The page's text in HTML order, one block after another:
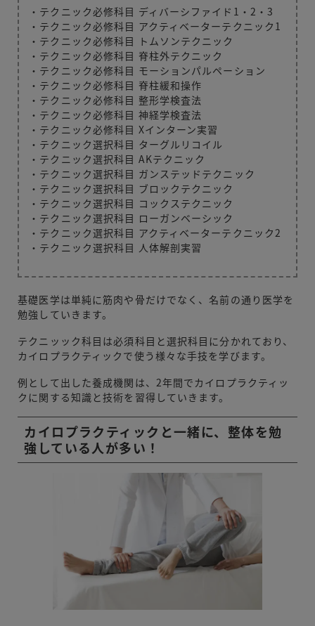
・テクニック必修科目 ディバーシファイド1・2・3
・テクニック必修科目 アクティベーターテクニック1
・テクニック必修科目 トムソンテクニック
・テクニック必修科目 脊柱外テクニック
・テクニック必修科目 モーションパルペーション
・テクニック必修科目 脊柱緩和操作
・テクニック必修科目 整形学検査法
・テクニック必修科目 神経学検査法
・テクニック必修科目 Xインターン実習
・テクニック選択科目 ターグルリコイル
・テクニック選択科目 AKテクニック
・テクニック選択科目 ガンステッドテクニック
・テクニック選択科目 ブロックテクニック
・テクニック選択科目 コックステクニック
・テクニック選択科目 ローガンベーシック
・テクニック選択科目 アクティベーターテクニック2
・テクニック選択科目 人体解剖実習
基礎医学は単純に筋肉や骨だけでなく、名前の通り医学を
勉強していきます。
テクニッック科目は必須科目と選択科目に分かれており、
カイロプラクティックで使う様々な手技を学びます。
例として出した養成機関は、2年間でカイロプラクティッ
クに関する知識と技術を習得していきます。
カイロプラクティックと一緒に、整体を勉
強している人が多い！